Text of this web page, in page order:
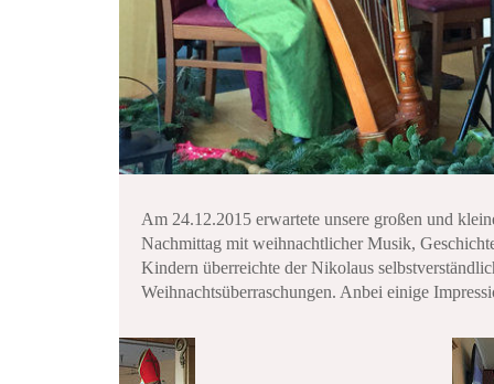
Am 24.12.2015 erwartete unsere großen und
Nachmittag mit weihnachtlicher Musik,
Kindern überreichte der Nikolaus
Weihnachtsüberraschungen. Anbei einige